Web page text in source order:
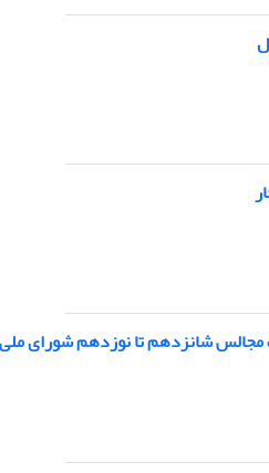
مجالس شانزدهم تا نوزدهم شورای